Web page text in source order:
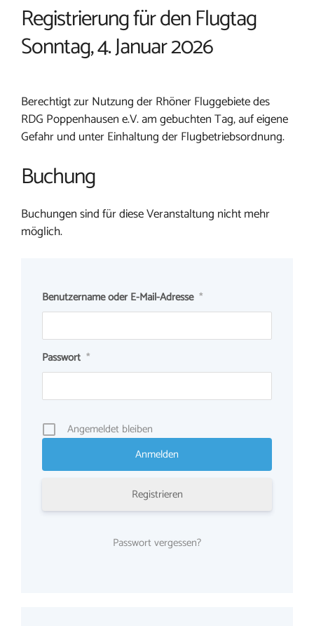
Registrierung für den Flugtag
Sonntag, 4. Januar 2026
Berechtigt zur Nutzung der Rhöner Fluggebiete des
RDG Poppenhausen e.V. am gebuchten Tag, auf eigene
Gefahr und unter Einhaltung der Flugbetriebsordnung.
Buchung
Buchungen sind für diese Veranstaltung nicht mehr
möglich.
Benutzername oder E-Mail-Adresse *
Passwort *
Angemeldet bleiben
Registrieren
Passwort vergessen?